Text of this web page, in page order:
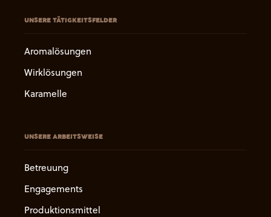
UNSERE TÄTIGKEITSFELDER
Aromalösungen
Wirklösungen
Karamelle
UNSERE ARBEITSWEISE
Betreuung
Engagements
Produktionsmittel